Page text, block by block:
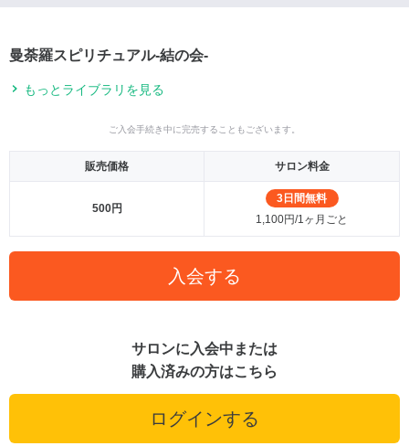
曼荼羅スピリチュアル-結の会-
もっとライブラリを見る
ご入会手続き中に完売することもございます。
販売価格 サロン料金
500円
3日間無料
1,100円/1ヶ月ごと
入会する
サロンに入会中または
購入済みの方はこちら
ログインする